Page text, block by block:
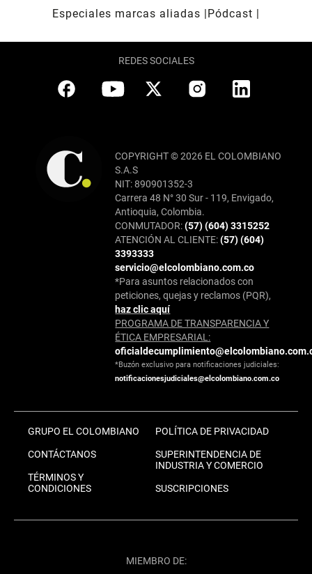
Especiales marcas aliadas
Pódcast
REDES SOCIALES
COPYRIGHT © 2026 EL COLOMBIANO
S.A.S
NIT: 890901352-3
Carrera 48 N° 30 Sur - 119, Envigado,
Antioquia, Colombia.
CONMUTADOR:(57) (604) 3315252
ATENCIÓN AL CLIENTE:(57) (604)
3393333
servicio@elcolombiano.com.co
*Para asuntos relacionados con
peticiones, quejas y reclamos (PQR),
haz clic aquí
PROGRAMA DE TRANSPARENCIA Y
ÉTICA EMPRESARIAL:
*Buzón exclusivo para notificaciones judiciales:
notificacionesjudiciales@elcolombiano.com.co
GRUPO EL COLOMBIANO
CONTÁCTANOS
TÉRMINOS Y
CONDICIONES
POLÍTICA DE PRIVACIDAD
SUPERINTENDENCIA DE
INDUSTRIA Y COMERCIO
SUSCRIPCIONES
MIEMBRO DE: